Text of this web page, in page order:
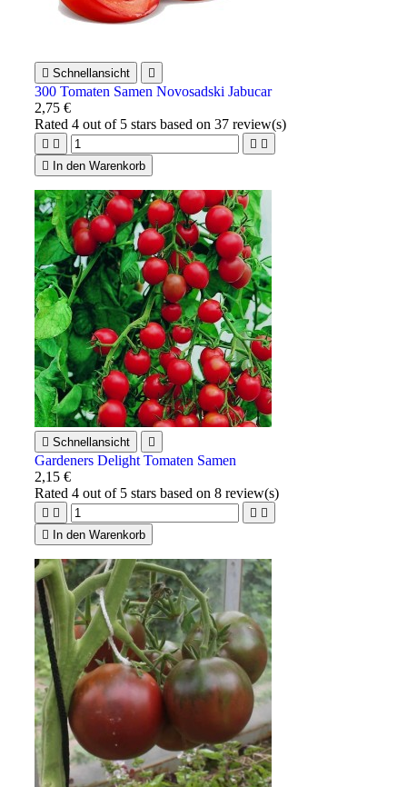
 Schnellansicht 
300 Tomaten Samen Novosadski Jabucar
2,75 €
Rated4 out of 5 stars based on37 review(s)
   

In den Warenkorb
 Schnellansicht 
Gardeners Delight Tomaten Samen
2,15 €
Rated4 out of 5 stars based on8 review(s)
   

In den Warenkorb